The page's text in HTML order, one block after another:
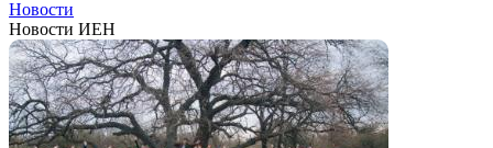
Новости
Новости ИЕН